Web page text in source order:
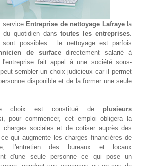
service Entreprise de nettoyage Lafrayela
du quotidien danstoutes les entreprises.
sont possibles : le nettoyage est parfois
de surfacedirectement salarié à
l'entreprise fait appel à une société sous-
sembler un choix judicieux car il permet
disponible et de la former une seule
choix est constitué de plusieurs
pour commencer, cet emploi obligera la
charges sociales et de cotiser auprès des
qui augmente les charges financières de
l'entretien des bureaux et locaux
d'une seule personne ce qui pose un